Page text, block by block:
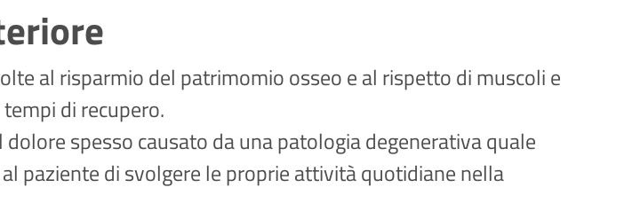
al risparmio del patrimomio osseo e al rispetto di muscoli e
di recupero.
spesso causato da una patologia degenerativa quale
paziente di svolgere le proprie attività quotidiane nella